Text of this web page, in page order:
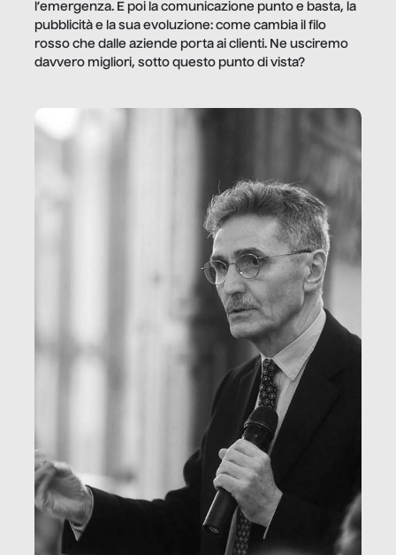
l’emergenza. E poi la comunicazione punto e basta, la
pubblicità e la sua evoluzione: come cambia il filo
rosso che dalle aziende porta ai clienti. Ne usciremo
davvero migliori, sotto questo punto di vista?